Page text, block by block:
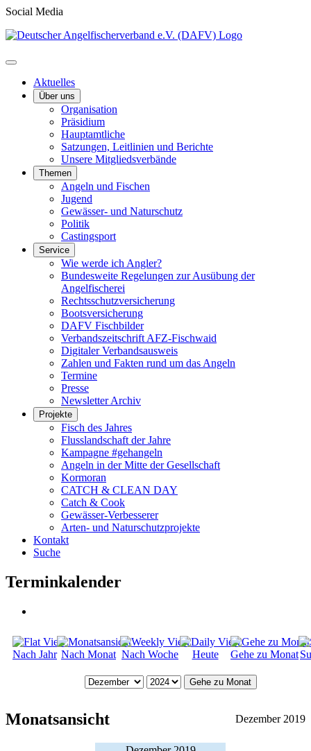
Social Media
Aktuelles
Über uns
Organisation
Präsidium
Hauptamtliche
Satzungen, Leitlinien und Berichte
Unsere Mitgliedsverbände
Themen
Angeln und Fischen
Jugend
Gewässer- und Naturschutz
Politik
Castingsport
Service
Wie werde ich Angler?
Bundesweite Regelungen zur Ausübung der
Angelfischerei
Rechtsschutzversicherung
Bootsversicherung
DAFV Fischbilder
Verbandszeitschrift AFZ-Fischwaid
Digitaler Verbandsausweis
Zahlen und Fakten rund um das Angeln
Termine
Presse
Newsletter Archiv
Projekte
Fisch des Jahres
Flusslandschaft der Jahre
Kampagne #gehangeln
Angeln in der Mitte der Gesellschaft
Kormoran
CATCH & CLEAN DAY
Catch & Cook
Gewässer-Verbesserer
Arten- und Naturschutzprojekte
Kontakt
Suche
Terminkalender
Nach Jahr Nach Monat Nach Woche Heute Gehe zu Monat
Gehe zu Monat
Monatsansicht Dezember 2019